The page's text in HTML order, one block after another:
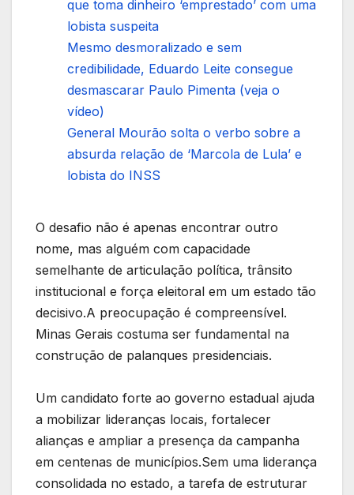
que toma dinheiro ‘emprestado’ com uma
lobista suspeita
Mesmo desmoralizado e sem
credibilidade, Eduardo Leite consegue
desmascarar Paulo Pimenta (veja o
vídeo)
General Mourão solta o verbo sobre a
absurda relação de ‘Marcola de Lula’ e
lobista do INSS
O desafio não é apenas encontrar outro
nome, mas alguém com capacidade
semelhante de articulação política, trânsito
institucional e força eleitoral em um estado tão
decisivo.A preocupação é compreensível.
Minas Gerais costuma ser fundamental na
construção de palanques presidenciais.
Um candidato forte ao governo estadual ajuda
a mobilizar lideranças locais, fortalecer
alianças e ampliar a presença da campanha
em centenas de municípios.Sem uma liderança
consolidada no estado, a tarefa de estruturar